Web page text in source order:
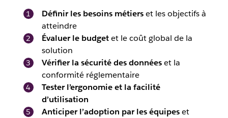
Définir les besoins métierset les objectifs à
atteindre
Évaluer le budgetet le coût global de la
solution
Vérifier la sécurité des donnéeset la
conformité réglementaire
Tester l’ergonomie et la facilité
d’utilisation
Anticiper l’adoption par les équipeset